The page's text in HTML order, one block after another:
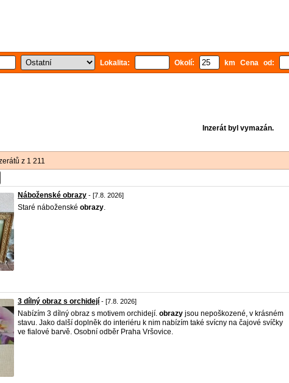
Lokalita: Okolí: km Cena od:
Inzerát byl vymazán.
z 1 211
Náboženské obrazy - [7.8. 2026]
Staré náboženské obrazy.
3 dílný obraz s orchidejí - [7.8. 2026]
Nabízím 3 dílný obraz s motivem orchidejí. obrazy jsou nepoškozené, v krásném
stavu. Jako další doplněk do interiéru k nim nabízím také svícny na čajové svíčky
ve fialové barvě. Osobní odběr Praha Vršovice.